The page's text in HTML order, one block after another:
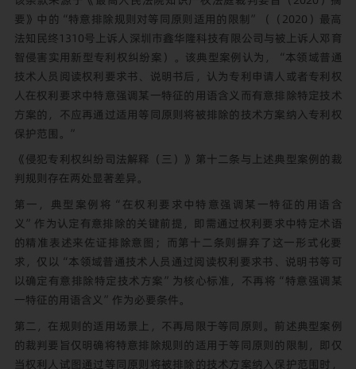
要》中的“特意排除规则对等同原则适用的限制”（（2020）最高
法知民终1310号上诉人深圳市鑫华隆科技有限公司与被上诉人邓育
智侵害实用新型专利权纠纷案）。该典型案例认为，“本领域普通
技术人员阅读权利要求书、说明书后，认为专利申请人或者专利权
人在权利要求中特意强调某一特征的用语含义而有意排除特定技术
方案的，不应再通过适用等同原则将被排除的技术方案纳入专利权
保护范围。”
《侵犯专利权纠纷司法解释（三）》第十二条与上述典型案例的裁
判规则存在两处显著差异。
第一，典型案例将“在权利要求中特意强调某一特征的用语含
义”作为认定有意排除的关键前提，即需通过权利要求中特定术语
的精准表述来佐证排除意图；而第十二条则摒弃了这一形式化要
求，仅以“本领域普通技术人员通过阅读权利要求书、说明书等可
以确定有意排除特定技术方案”为核心标准，不再将“特意强调某
一特征的用语含义”作为必要条件。
第二，在规则的适用场景上，不再局限于等同原则。前述典型案例
的裁判要旨仅明确将特意排除规则的适用于等同原则的限制，即仅
当权利人试图通过等同原则将被排除的技术方案纳入保护范围时，